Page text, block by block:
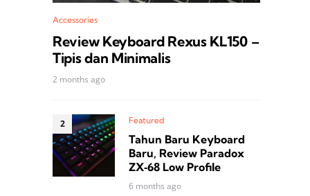
Accessories
Review Keyboard Rexus KL150 –
Tipis dan Minimalis
2 months ago
Featured
Tahun Baru Keyboard
Baru, Review Paradox
ZX‑68 Low Profile
6 months ago